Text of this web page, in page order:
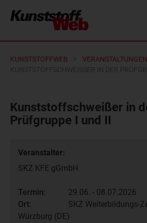
KUNSTSTOFFWEB
VERANSTALTUNGEN
Kunststoffschweißer in
Prüfgruppe I und II
Veranstalter:
SKZ KFE gGmbH
Termin:
29.06. - 08.07.2026
Ort:
SKZ Weiterbildungs-
Würzburg (DE)